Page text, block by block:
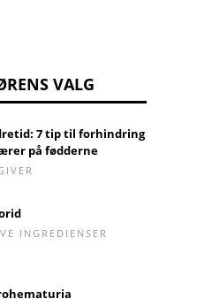
VALG
7 tip til forhindring
på fødderne
INGREDIENSER